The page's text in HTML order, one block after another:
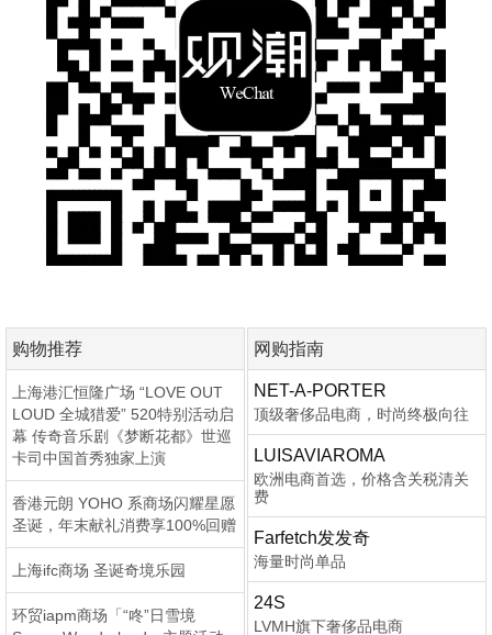
购物推荐
上海港汇恒隆广场 “LOVE OUT
LOUD 全城猎爱” 520特别活动启
幕 传奇音乐剧《梦断花都》世巡
卡司中国首秀独家上演
香港元朗 YOHO 系商场闪耀星愿
圣诞，年末献礼消费享100%回赠
上海ifc商场 圣诞奇境乐园
环贸iapm商场「“咚”日雪境
网购指南
NET-A-PORTER
顶级奢侈品电商，时尚终极向往
LUISAVIAROMA
欧洲电商首选，价格含关税清关
费
Farfetch发发奇
海量时尚单品
24S
LVMH旗下奢侈品电商